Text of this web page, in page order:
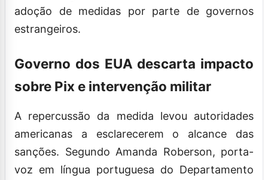
adoção de medidas por parte de governos
estrangeiros.
Governo dos EUA descarta impacto
sobre Pix e intervenção militar
A repercussão da medida levou autoridades
americanas a esclarecerem o alcance das
sanções. Segundo Amanda Roberson, porta-
voz em língua portuguesa do Departamento